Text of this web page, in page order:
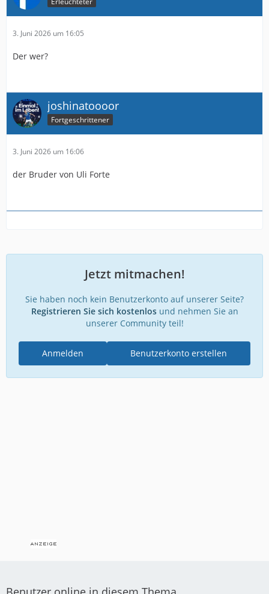
3. Juni 2026 um 16:05
Der wer?
joshinatoooor
Fortgeschrittener
3. Juni 2026 um 16:06
der Bruder von Uli Forte
Jetzt mitmachen!
Sie haben noch kein Benutzerkonto auf unserer Seite?
Registrieren Sie sich kostenlosund nehmen Sie an
unserer Community teil!
Benutzerkonto erstellen
Anmelden